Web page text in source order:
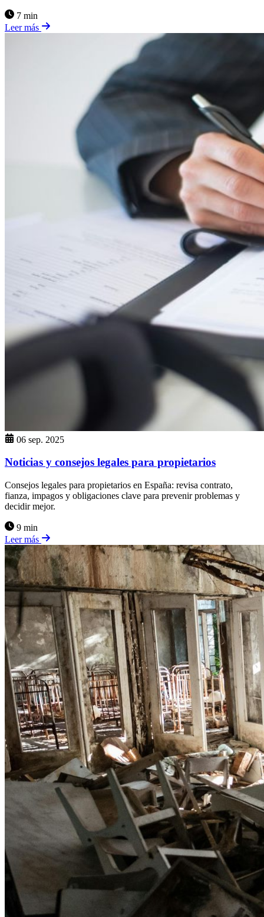
7 min
Leer más
06 sep. 2025
Noticias y consejos legales para propietarios
Consejos legales para propietarios en España: revisa contrato,
fianza, impagos y obligaciones clave para prevenir problemas y
decidir mejor.
9 min
Leer más